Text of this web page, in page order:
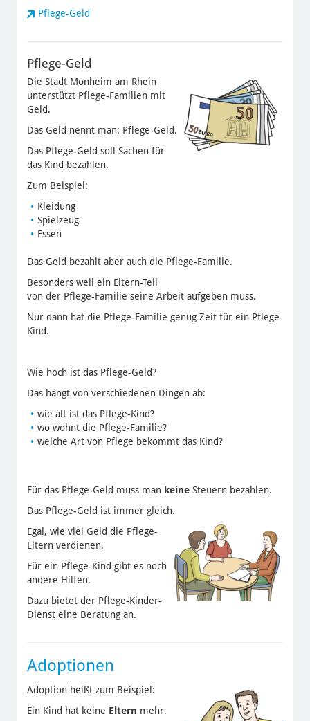
Pflege-Geld
Pflege-Geld
Die Stadt Monheim am Rhein
unterstützt Pflege-Familien mit
Geld.
Das Geld nennt man: Pflege-Geld.
Das Pflege-Geld soll Sachen für
das Kind bezahlen.
Zum Beispiel:
Kleidung
Spielzeug
Essen
Das Geld bezahlt aber auch die Pflege-Familie.
Besonders weil ein Eltern-Teil
von der Pflege-Familie seine Arbeit aufgeben muss.
Nur dann hat die Pflege-Familie genug Zeit für ein Pflege-
Kind.
Wie hoch ist das Pflege-Geld?
Das hängt von verschiedenen Dingen ab:
wie alt ist das Pflege-Kind?
wo wohnt die Pflege-Familie?
welche Art von Pflege bekommt das Kind?
Für das Pflege-Geld muss man keineSteuern bezahlen.
Das Pflege-Geld ist immer gleich.
Egal, wie viel Geld die Pflege-
Eltern verdienen.
Für ein Pflege-Kind gibt es noch
andere Hilfen.
Dazu bietet der Pflege-Kinder-
Dienst eine Beratung an.
Adoptionen
Adoption heißt zum Beispiel:
Ein Kind hat keine Eltern mehr.